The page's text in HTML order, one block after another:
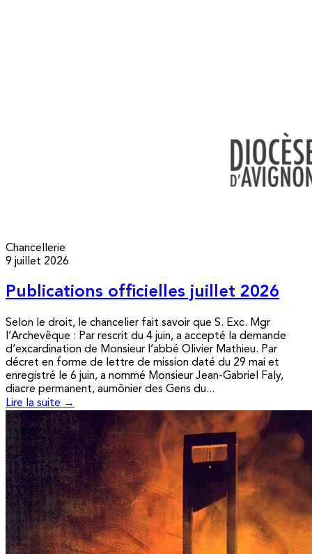
Chancellerie
9 juillet 2026
Publications officielles juillet 2026
Selon le droit, le chancelier fait savoir que S. Exc. Mgr
l’Archevêque : Par rescrit du 4 juin, a accepté la demande
d’excardination de Monsieur l’abbé Olivier Mathieu. Par
décret en forme de lettre de mission daté du 29 mai et
enregistré le 6 juin, a nommé Monsieur Jean-Gabriel Faly,
diacre permanent, aumônier des Gens du...
Lire la suite →